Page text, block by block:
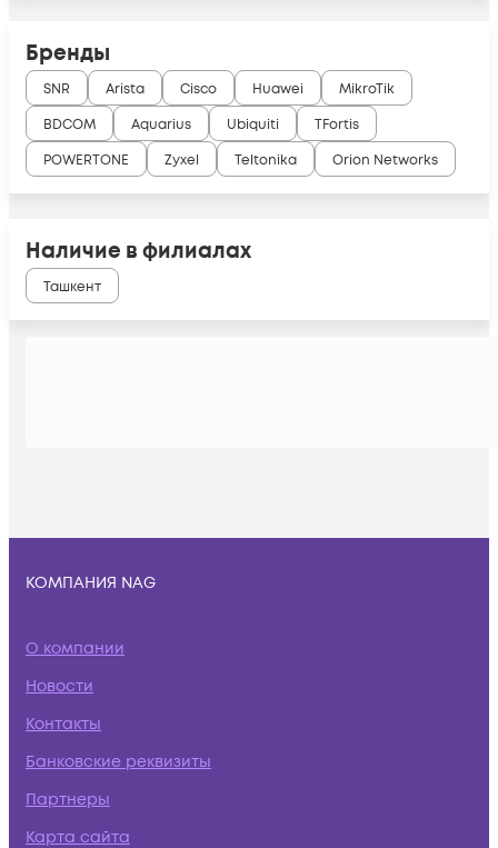
Бренды
SNR Arista Cisco Huawei
MikroTik
BDCOM
Aquarius Ubiquiti
TFortis
POWERTONE
Zyxel Teltonika Orion Networks
Наличие в филиалах
Ташкент
КОМПАНИЯ NAG
О компании
Новости
Контакты
Банковские реквизиты
Партнеры
Карта сайта